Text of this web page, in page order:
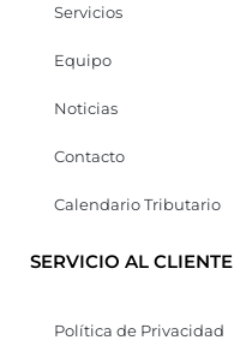
Servicios
Equipo
Noticias
Contacto
Calendario Tributario
SERVICIO AL CLIENTE
Política de Privacidad